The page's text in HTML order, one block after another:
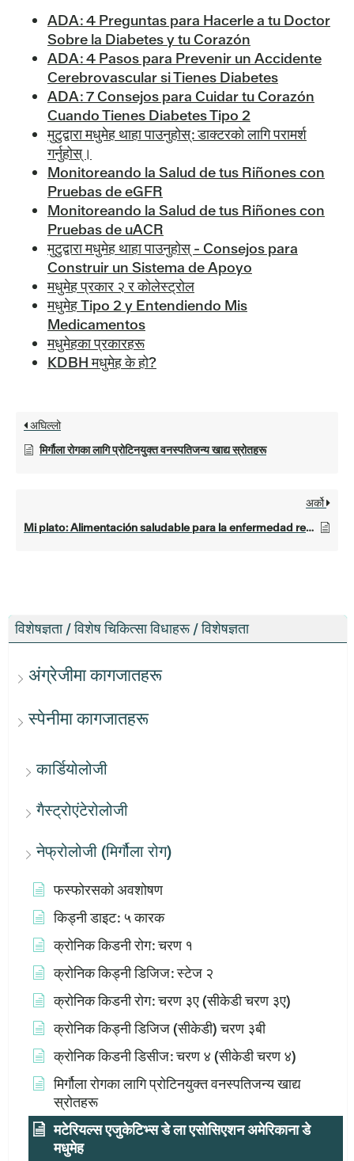
विशेषज्ञता / विशेष चिकित्सा विधाहरू / विशेषज्ञता
अंग्रेजीमा कागजातहरू
स्पेनीमा कागजातहरू
कार्डियोलोजी
गैस्ट्रोएंटेरोलोजी
नेफ्रोलोजी (मिर्गौला रोग)
फस्फोरसको अवशोषण
किड्नी डाइट: ५ कारक
क्रोनिक किडनी रोग: चरण १
क्रोनिक किड्नी डिजिज: स्टेज २
क्रोनिक किडनी रोग: चरण ३ए (सीकेडी चरण ३ए)
क्रोनिक किड्नी डिजिज (सीकेडी) चरण ३बी
क्रोनिक किडनी डिसीज: चरण ४ (सीकेडी चरण ४)
मिर्गौला रोगका लागि प्रोटिनयुक्त वनस्पतिजन्य खाद्य
स्रोतहरू
मटेरियल्स एजुकेटिभ्स डे ला एसोसिएशन अमेरिकाना डे
मधुमेह
ADA: 4 Preguntas para Hacerle a tu Doctor
Sobre la Diabetes y tu Corazón
ADA: 4 Pasos para Prevenir un Accidente
Cerebrovascular si Tienes Diabetes
ADA: 7 Consejos para Cuidar tu Corazón
Cuando Tienes Diabetes Tipo 2
मुटुद्वारा मधुमेह थाहा पाउनुहोस्: डाक्टरको लागि परामर्श
गर्नुहोस्।
Monitoreando la Salud de tus Riñones con
Pruebas de eGFR
Monitoreando la Salud de tus Riñones con
Pruebas de uACR
मुटुद्वारा मधुमेह थाहा पाउनुहोस् - Consejos para
Construir un Sistema de Apoyo
मधुमेह प्रकार २ र कोलेस्ट्रोल
मधुमेह Tipo 2 y Entendiendo Mis
Medicamentos
मधुमेहका प्रकारहरू
KDBH मधुमेह के हो?
अघिल्लो
मिर्गौला रोगका लागि प्रोटिनयुक्त वनस्पतिजन्य खाद्य स्रोतहरू
अर्को
Mi plato: Alimentación saludable para la enfermedad renal crónica